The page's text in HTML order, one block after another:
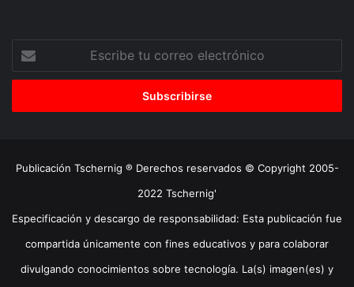
correo
Publicación Tschernig ® Derechos reservados © Copyright 2005-
2022 Tschernig'
Especificación y descargo de responsabilidad: Esta publicación fue
compartida únicamente con fines educativos y para colaborar
divulgando conocimientos sobre tecnología. La(s) imagen(es) y